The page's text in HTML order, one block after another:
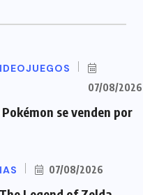
07/08/2026
se venden por
07/08/2026